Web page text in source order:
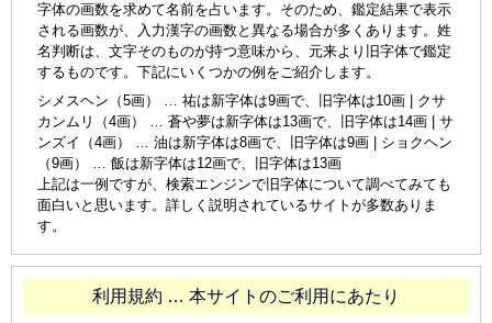
字体の画数を求めて名前を占います。そのため、鑑定結果で表示
される画数が、入力漢字の画数と異なる場合が多くあります。姓
名判断は、文字そのものが持つ意味から、元来より旧字体で鑑定
するものです。下記にいくつかの例をご紹介します。
シメスヘン（5画） … 祐は新字体は9画で、旧字体は10画 | クサ
カンムリ（4画） … 蒼や夢は新字体は13画で、旧字体は14画 | サ
ンズイ（4画） … 油は新字体は8画で、旧字体は9画 | ショクヘン
（9画） … 飯は新字体は12画で、旧字体は13画
上記は一例ですが、検索エンジンで旧字体について調べてみても
面白いと思います。詳しく説明されているサイトが多数ありま
す。
利用規約 … 本サイトのご利用にあたり